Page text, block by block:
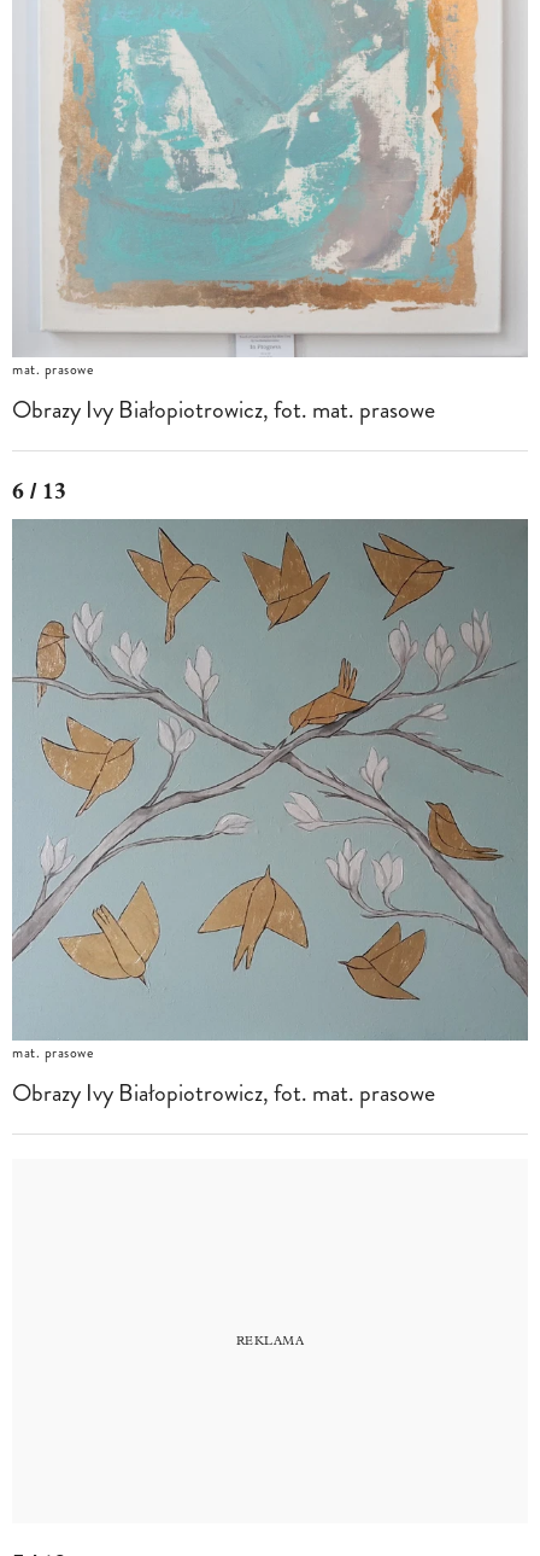
mat. prasowe
Obrazy Ivy Białopiotrowicz, fot. mat. prasowe
6 / 13
mat. prasowe
Obrazy Ivy Białopiotrowicz, fot. mat. prasowe